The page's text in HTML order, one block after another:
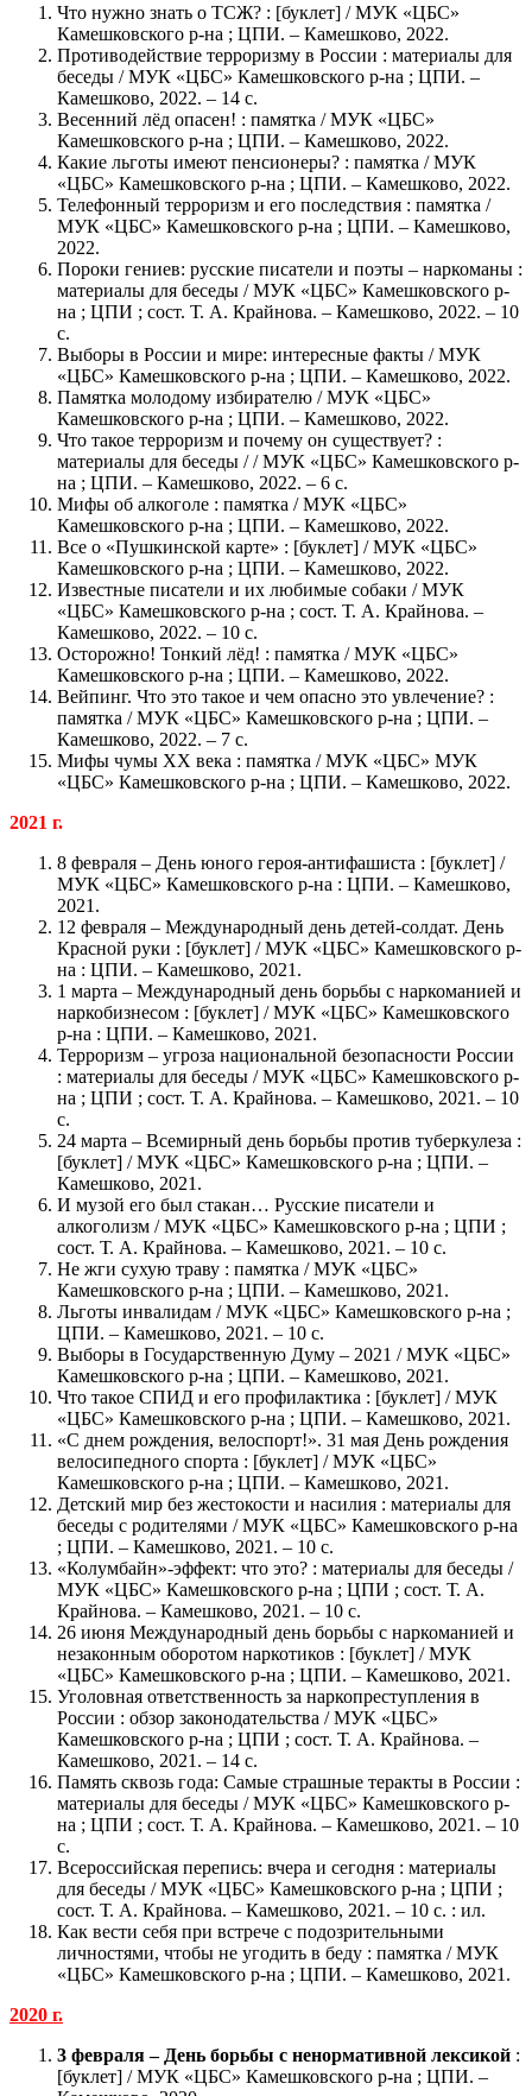
Что нужно знать о ТСЖ? : [буклет] / МУК «ЦБС»
Камешковского р-на ; ЦПИ. – Камешково, 2022.
Противодействие терроризму в России : материалы для
беседы / МУК «ЦБС» Камешковского р-на ; ЦПИ. –
Камешково, 2022. – 14 с.
Весенний лёд опасен! : памятка / МУК «ЦБС»
Камешковского р-на ; ЦПИ. – Камешково, 2022.
Какие льготы имеют пенсионеры? : памятка / МУК
«ЦБС» Камешковского р-на ; ЦПИ. – Камешково, 2022.
Телефонный терроризм и его последствия : памятка /
МУК «ЦБС» Камешковского р-на ; ЦПИ. – Камешково,
2022.
Пороки гениев: русские писатели и поэты – наркоманы :
материалы для беседы / МУК «ЦБС» Камешковского р-
на ; ЦПИ ; сост. Т. А. Крайнова. – Камешково, 2022. – 10
с.
Выборы в России и мире: интересные факты / МУК
«ЦБС» Камешковского р-на ; ЦПИ. – Камешково, 2022.
Памятка молодому избирателю / МУК «ЦБС»
Камешковского р-на ; ЦПИ. – Камешково, 2022.
Что такое терроризм и почему он существует? :
материалы для беседы / / МУК «ЦБС» Камешковского р-
на ; ЦПИ. – Камешково, 2022. – 6 с.
Мифы об алкоголе : памятка / МУК «ЦБС»
Камешковского р-на ; ЦПИ. – Камешково, 2022.
Все о «Пушкинской карте» : [буклет] / МУК «ЦБС»
Камешковского р-на ; ЦПИ. – Камешково, 2022.
Известные писатели и их любимые собаки / МУК
«ЦБС» Камешковского р-на ; сост. Т. А. Крайнова. –
Камешково, 2022. – 10 с.
Осторожно! Тонкий лёд! : памятка / МУК «ЦБС»
Камешковского р-на ; ЦПИ. – Камешково, 2022.
Вейпинг. Что это такое и чем опасно это увлечение? :
памятка / МУК «ЦБС» Камешковского р-на ; ЦПИ. –
Камешково, 2022. – 7 с.
Мифы чумы XX века : памятка / МУК «ЦБС» МУК
«ЦБС» Камешковского р-на ; ЦПИ. – Камешково, 2022.
2021 г.
8 февраля – День юного героя-антифашиста : [буклет] /
МУК «ЦБС» Камешковского р-на : ЦПИ. – Камешково,
2021.
12 февраля – Международный день детей-солдат. День
Красной руки : [буклет] / МУК «ЦБС» Камешковского р-
на : ЦПИ. – Камешково, 2021.
1 марта – Международный день борьбы с наркоманией и
наркобизнесом : [буклет] / МУК «ЦБС» Камешковского
р-на : ЦПИ. – Камешково, 2021.
Терроризм – угроза национальной безопасности России
: материалы для беседы / МУК «ЦБС» Камешковского р-
на ; ЦПИ ; сост. Т. А. Крайнова. – Камешково, 2021. – 10
с.
24 марта – Всемирный день борьбы против туберкулеза :
[буклет] / МУК «ЦБС» Камешковского р-на ; ЦПИ. –
Камешково, 2021.
И музой его был стакан… Русские писатели и
алкоголизм / МУК «ЦБС» Камешковского р-на ; ЦПИ ;
сост. Т. А. Крайнова. – Камешково, 2021. – 10 с.
Не жги сухую траву : памятка / МУК «ЦБС»
Камешковского р-на ; ЦПИ. – Камешково, 2021.
Льготы инвалидам / МУК «ЦБС» Камешковского р-на ;
ЦПИ. – Камешково, 2021. – 10 с.
Выборы в Государственную Думу – 2021 / МУК «ЦБС»
Камешковского р-на ; ЦПИ. – Камешково, 2021.
Что такое СПИД и его профилактика : [буклет] / МУК
«ЦБС» Камешковского р-на ; ЦПИ. – Камешково, 2021.
«С днем рождения, велоспорт!». 31 мая День рождения
велосипедного спорта : [буклет] / МУК «ЦБС»
Камешковского р-на ; ЦПИ. – Камешково, 2021.
Детский мир без жестокости и насилия : материалы для
беседы с родителями / МУК «ЦБС» Камешковского р-на
; ЦПИ. – Камешково, 2021. – 10 с.
«Колумбайн»-эффект: что это? : материалы для беседы /
МУК «ЦБС» Камешковского р-на ; ЦПИ ; сост. Т. А.
Крайнова. – Камешково, 2021. – 10 с.
26 июня Международный день борьбы с наркоманией и
незаконным оборотом наркотиков : [буклет] / МУК
«ЦБС» Камешковского р-на ; ЦПИ. – Камешково, 2021.
Уголовная ответственность за наркопреступления в
России : обзор законодательства / МУК «ЦБС»
Камешковского р-на ; ЦПИ ; сост. Т. А. Крайнова. –
Камешково, 2021. – 14 с.
Память сквозь года: Самые страшные теракты в России :
материалы для беседы / МУК «ЦБС» Камешковского р-
на ; ЦПИ ; сост. Т. А. Крайнова. – Камешково, 2021. – 10
с.
Всероссийская перепись: вчера и сегодня : материалы
для беседы / МУК «ЦБС» Камешковского р-на ; ЦПИ ;
сост. Т. А. Крайнова. – Камешково, 2021. – 10 с. : ил.
Как вести себя при встрече с подозрительными
личностями, чтобы не угодить в беду : памятка / МУК
«ЦБС» Камешковского р-на ; ЦПИ. – Камешково, 2021.
2020 г.
3 февраля – День борьбы с ненормативной лексикой :
[буклет] / МУК «ЦБС» Камешковского р-на ; ЦПИ. –